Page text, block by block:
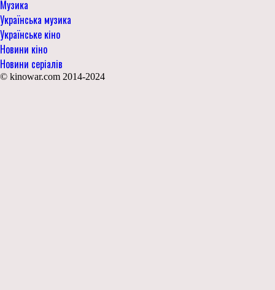
Музика
Українська музика
Українське кіно
Новини кіно
Новини серіалів
© kinowar.com 2014-2024